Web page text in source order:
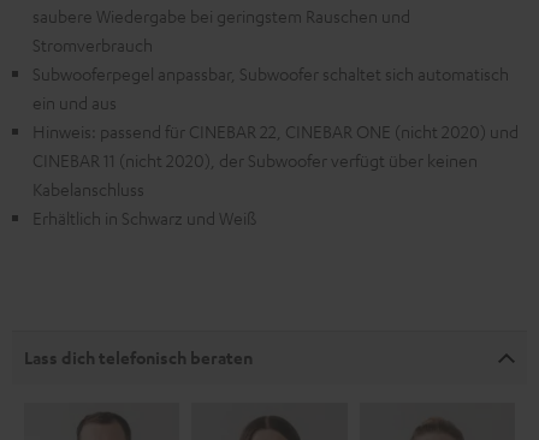
saubere Wiedergabe bei geringstem Rauschen und
Stromverbrauch
Subwooferpegel anpassbar, Subwoofer schaltet sich automatisch
ein und aus
Hinweis: passend für CINEBAR 22, CINEBAR ONE (nicht 2020) und
CINEBAR 11 (nicht 2020), der Subwoofer verfügt über keinen
Kabelanschluss
Erhältlich in Schwarz und Weiß
Lass dich telefonisch beraten